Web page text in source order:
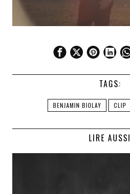
TAGS:
BENJAMIN BIOLAY CLIP
LIRE AUSSI